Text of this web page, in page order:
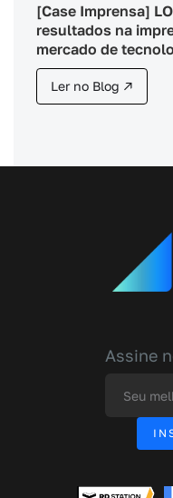
[Case Imprensa]
resultados na
mercado de
Ler no Blog ↗
Assine